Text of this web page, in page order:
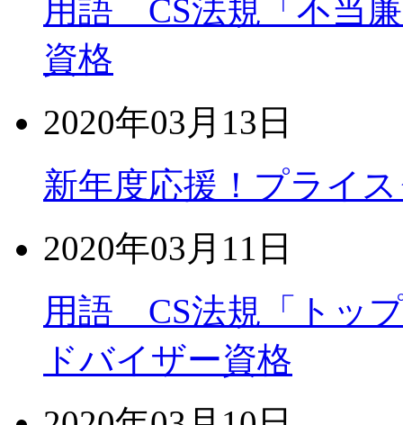
用語 CS法規「不当
資格
2020年03月13日
新年度応援！プライ
2020年03月11日
用語 CS法規「トッ
ドバイザー資格